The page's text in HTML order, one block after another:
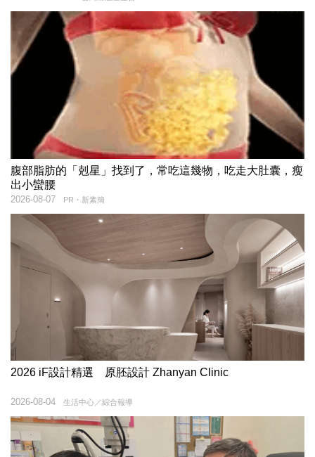
腹部脂肪的「剋星」找到了，常吃這幾物，吃走大肚囊，瘦
出小蠻腰
PR・新素簡
2026-08-07
2026 iF設計精選 原胚設計 Zhanyan Clinic
生活中心／綜合報導
2026-08-04